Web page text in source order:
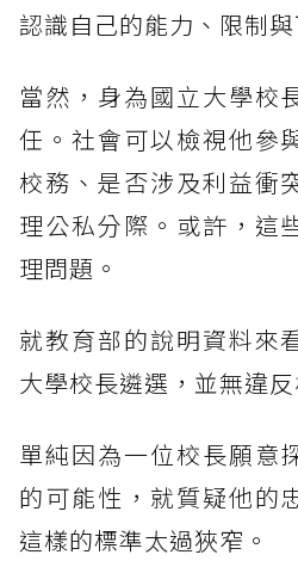
認識自己的能力、限制
當然，身為國立大學校
任。社會可以檢視他參
校務、是否涉及利益衝
理公私分際。或許，這
理問題。
就教育部的說明資料來
大學校長遴選，並無違
單純因為一位校長願意
的可能性，就質疑他的
這樣的標準太過狹窄。